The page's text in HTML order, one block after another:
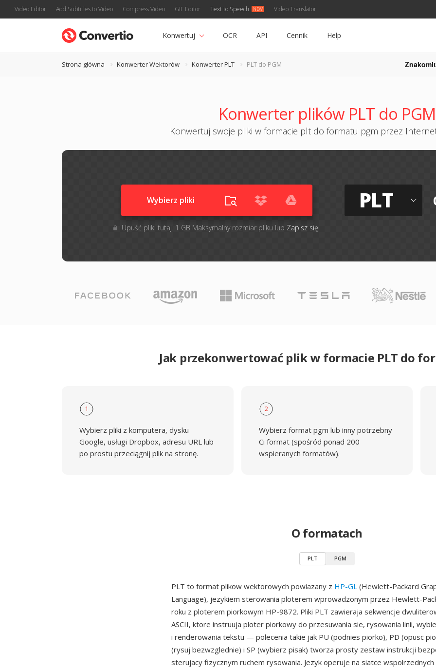
Video Editor Add Subtitles to Video Compress Video GIF Editor Text to Speech Video Translator
Konwertuj OCR API Cennik Help
Strona główna Konwerter Wektorów Konwerter PLT PLT do PGM
Konwerter plików PLT do PGM
Konwertuj swoje pliki w formacie plt do formatu pgm przez
Wybierz pliki
Upuść pliki tutaj. 1 GB Maksymalny rozmiar pliku lub Zapisz się
PLT
Jak przekonwertować plik w formacie PLT do
1
Wybierz pliki z komputera, dysku
Google, usługi Dropbox, adresu URL lub
po prostu przeciągnij plik na stronę.
2
Wybierz format pgm lub inny potrzebny
Ci format (spośród ponad 200
wspieranych formatów).
O formatach
PLT PGM
PLT to format plikow wektorowych powiazany z HP-GL (Hewlett-Packard
Language), jezykiem sterowania ploterem wprowadzonym przez Hewlett-
roku z ploterem piorkowym HP-9872. Pliki PLT zawieraja sekwencje
ASCII, ktore instruuja ploter piorkowy do przesuwania sie, rysowania linii,
i renderowania tekstu — polecenia takie jak PU (podnies piorko), PD (opusc
(rysuj bezwzglednie) i SP (wybierz pisak) tworza prosty zestaw instrukcji
sterujacy fizycznym ruchem rysowania. Jezyk operuje na siatce